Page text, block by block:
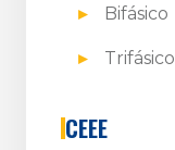
Bifásico
Trifásico
CEEE